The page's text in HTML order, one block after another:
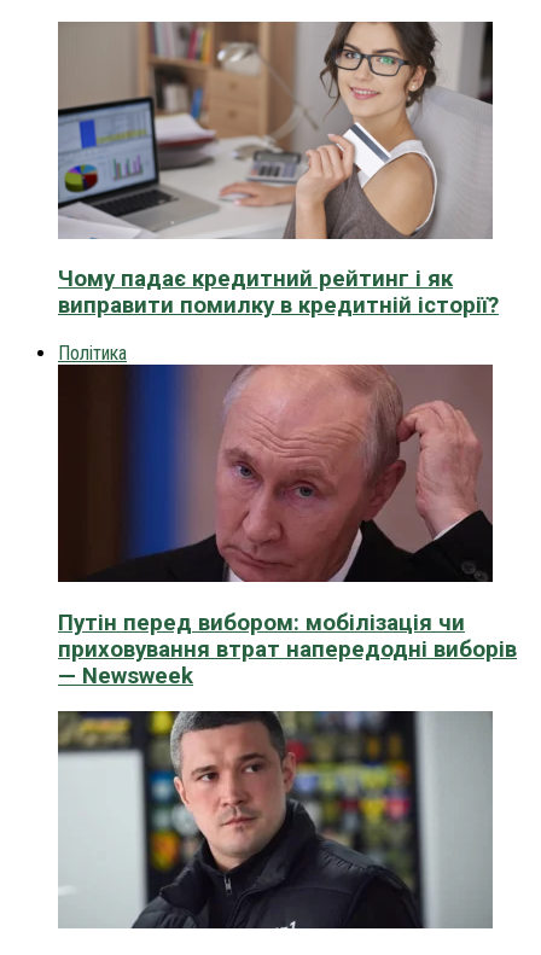
Чому падає кредитний рейтинг і як
виправити помилку в кредитній історії?
Політика
Путін перед вибором: мобілізація чи
приховування втрат напередодні виборів
— Newsweek